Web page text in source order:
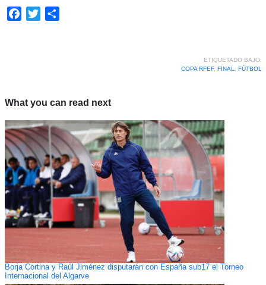
Facebook
Twitter
ETIQUETADO BAJO:
COPA RFEF, FINAL FÚTBOL
What you can read next
Borja Cortina y Raúl Jiménez disputarán con España sub17 el Torneo
Internacional del Algarve